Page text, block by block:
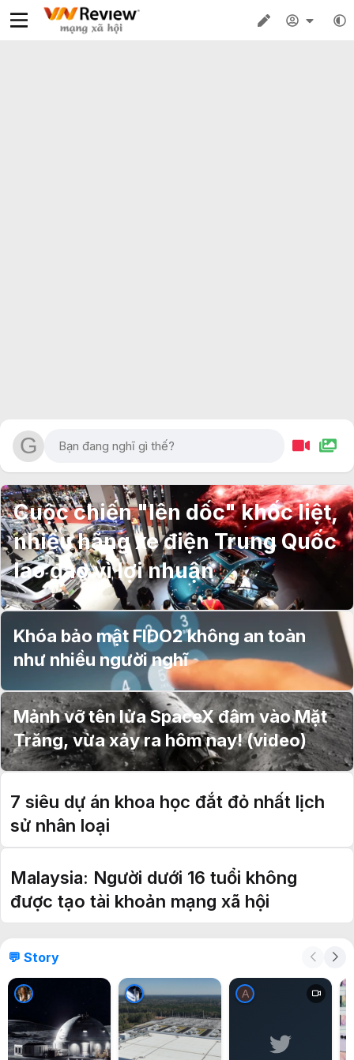
Cuộc chiến "lên dốc" khốc liệt,
nhiều hãng xe điện Trung Quốc
lao đao vì lợi nhuận
Khóa bảo mật FIDO2 không an toàn
như nhiều người nghĩ
Mảnh vỡ tên lửa SpaceX đâm vào Mặt
Trăng, vừa xảy ra hôm nay! (video)
7 siêu dự án khoa học đắt đỏ nhất lịch
sử nhân loại
Malaysia: Người dưới 16 tuổi không
được tạo tài khoản mạng xã hội
💬 Story
A